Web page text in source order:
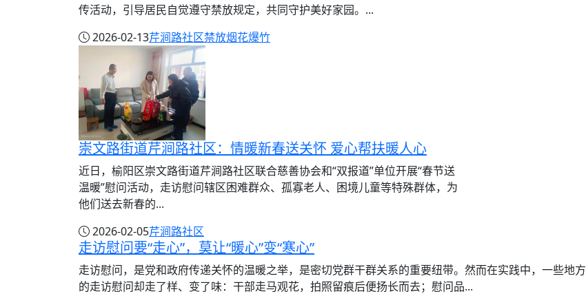
传活动，引导居民自觉遵守禁放规定，共同守护美好家园。...
2026-02-13芹涧路社区禁放烟花爆竹
崇文路街道芹涧路社区：情暖新春送关怀 爱心帮扶暖人心
近日，榆阳区崇文路街道芹涧路社区联合慈善协会和“双报道”单位开展“春节送
温暖”慰问活动，走访慰问辖区困难群众、孤寡老人、困境儿童等特殊群体，为
他们送去新春的...
2026-02-05芹涧路社区
走访慰问要“走心”，莫让“暖心”变“寒心”
走访慰问，是党和政府传递关怀的温暖之举，是密切党群干群关系的重要纽带。然而在实践中，一些地方
的走访慰问却走了样、变了味：干部走马观花，拍照留痕后便扬长而去；慰问品...